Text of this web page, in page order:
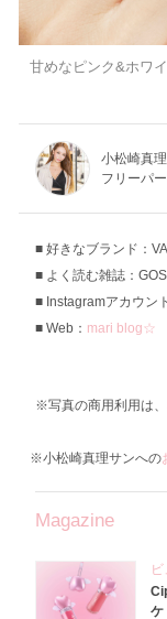
甘めなピンク&ホワ
小松崎真
フリーパ
好きなブランド：
よく読む雑誌：
Instagramアカウン
Web： mari blog☆
※写真の商用利用は、
※小松崎真理サンへの
Magazine
ケ